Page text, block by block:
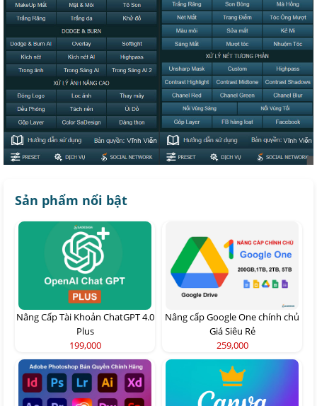
Sản phẩm nổi bật
Nâng Cấp Tài Khoản ChatGPT 4.0
Plus
199,000
Nâng cấp Google One chính chủ
Giá Siêu Rẻ
259,000